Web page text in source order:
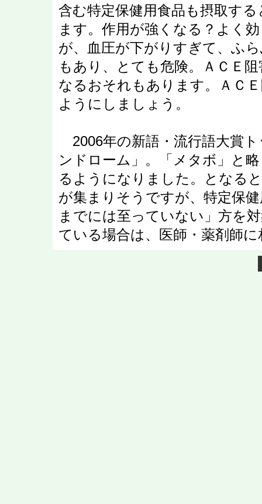
含む特定保健用食品も摂取す
ます。作用が強くなる？よく
が、血圧が下がりすぎて、ふ
もあり、とても危険。ＡＣＥ
なるおそれもあります。ＡＣ
ようにしましょう。
2006年の新語・流行語大賞
ンドローム」。「メタボ」と
るようになりました。となる
が集まりそうですが、特定保
までには至っていない」方を
ている場合は、医師・薬剤師